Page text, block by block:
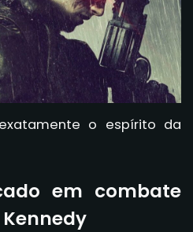
o espírito da
em combate